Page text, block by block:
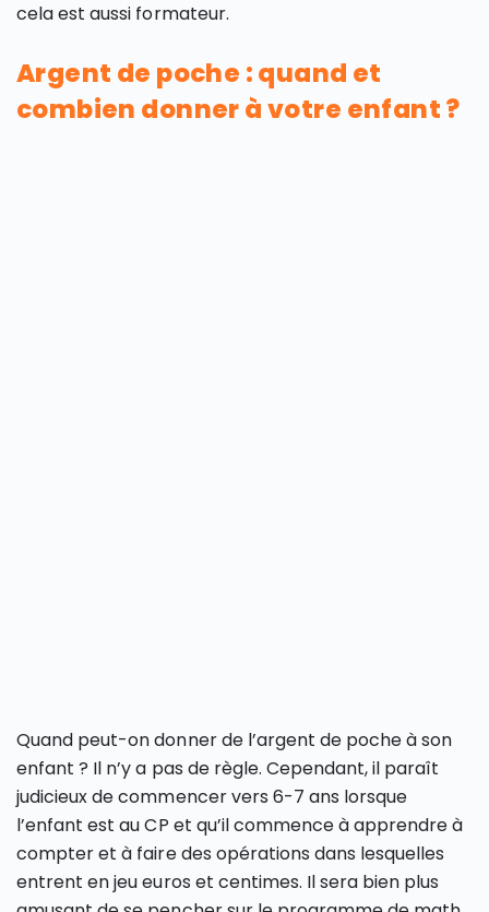
cela est aussi formateur.
Argent de poche : quand et
combien donner à votre enfant ?
Quand peut-on donner de l’argent de poche à son
enfant ? Il n’y a pas de règle. Cependant, il paraît
judicieux de commencer vers 6-7 ans lorsque
l’enfant est au CP et qu’il commence à apprendre à
compter et à faire des opérations dans lesquelles
entrent en jeu euros et centimes. Il sera bien plus